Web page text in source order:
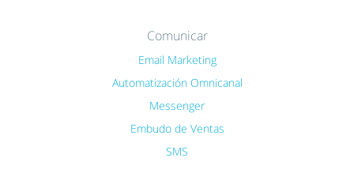
Comunicar
Email Marketing
Automatización Omnicanal
Messenger
Embudo de Ventas
SMS